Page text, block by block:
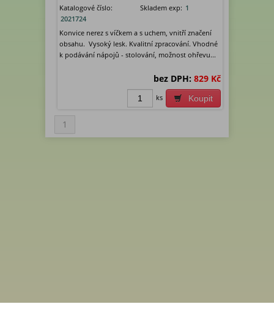
Katalogové číslo:
2021724
Skladem exp: 1
Konvice nerez s víčkem a s uchem, vnitří značení
obsahu. Vysoký lesk. Kvalitní zpracování. Vhodné
k podávání nápojů - stolování, možnost ohřevu...
bez DPH: 829 Kč
Koupit
ks
1